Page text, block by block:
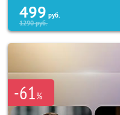
499 руб.
1290руб.
-61%